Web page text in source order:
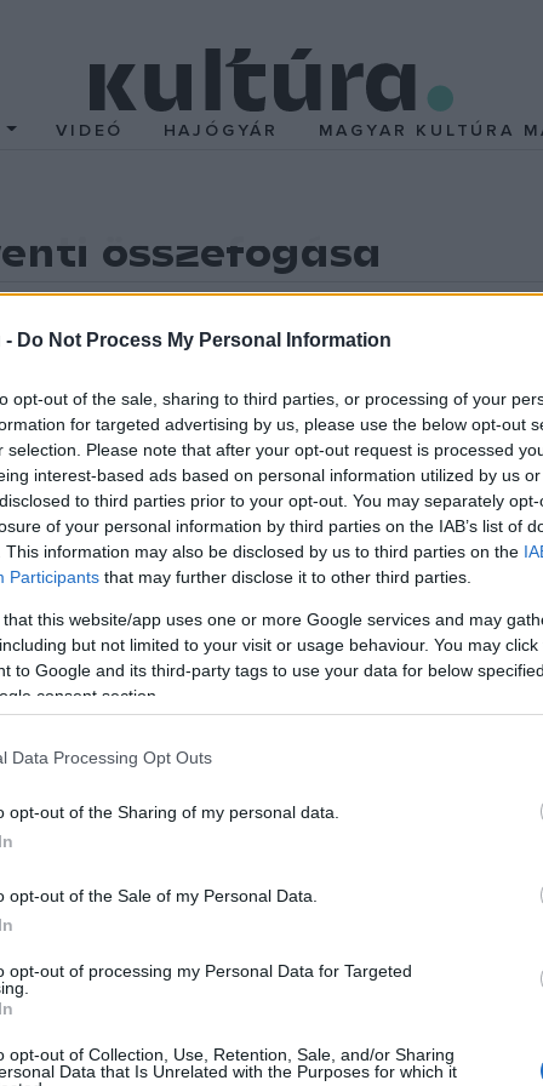
- Do Not Process My Personal Information
opt-out of the sale, sharing to third parties, or processing of your
for targeted advertising by us, please use the below opt-out
selection. Please note that after your opt-out request is processed
interest-based ads based on personal information utilized by us
to third parties prior to your opt-out. You may separately
of your personal information by third parties on the IAB’s list of
This information may also be disclosed by us to third parties on the
Participants that may further disclose it to other third parties.
that this website/app uses one or more Google services and may
but not limited to your visit or usage behaviour. You may
to Google and its third-party tags to use your data for below
consent section.
Data Processing Opt Outs
opt-out of the Sharing of my personal data.
opt-out of the Sale of my Personal Data.
opt-out of processing my Personal Data for Targeted
opt-out of Collection, Use, Retention, Sale, and/or Sharing
Data that Is Unrelated with the Purposes for which it
VIDEÓ HAJÓGYÁR MAGYAR KULTÚRA
összefogása
adventben is várja a vásárlókat.
online művészeti sorozat–ilyen programokkal várnak
SlowXmas néven ismertté vált kezdeményezésee idén
Street (Falk Miksa utca), a Bartók Béla Boulevard (Bartók
és a Ráday Soho (Ráday utca). Adventi akciójuk
járó Városmarketing Gyémánt Díjat.
túlnyomó többsége a szokásos nyitvatartással várja
helyez.
kirakatvásárral készülnek. A Moha kávézóban ékszerek, a
aFaur Zsófi Galéria : Forrai Ferenc grafikái és printjei,
feledkezzünk meg, akiktől a legjobb ötleteket szerezhetjük
Arnold Galéria).
információkat kínálnak arról, melyik vállalkozás milyen
száz üzlet tart nyitva.